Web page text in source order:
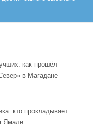
как прошёл
в Магадане
кто прокладывает
Ямале